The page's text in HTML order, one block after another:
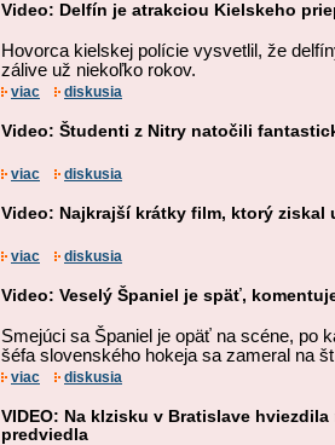
Video: Delfín je atrakciou Kielskeho
Hovorca kielskej polície vysvetlil, že
zálive už niekoľko rokov.
viac diskusia
Video: Študenti z Nitry natočili
viac diskusia
Video: Najkrajší krátky film, ktorý ziskal
viac diskusia
Video: Veselý Španiel je späť,
Smejúci sa Španiel je opäť na scéne, po
šéfa slovenského hokeja sa zameral na
viac diskusia
VIDEO: Na klzisku v Bratislave hviezdila
predviedla